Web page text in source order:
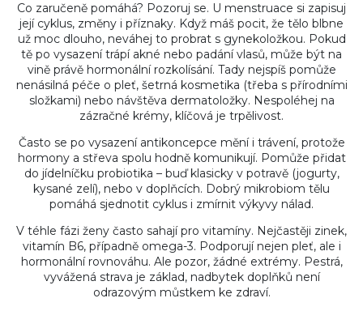
Co zaručeně pomáhá? Pozoruj se. U menstruace si zapisuj
její cyklus, změny i příznaky. Když máš pocit, že tělo blbne
už moc dlouho, neváhej to probrat s gynekoložkou. Pokud
tě po vysazení trápí akné nebo padání vlasů, může být na
vině právě hormonální rozkolísání. Tady nejspíš pomůže
nenásilná péče o pleť, šetrná kosmetika (třeba s přírodními
složkami) nebo návštěva dermatoložky. Nespoléhej na
zázračné krémy, klíčová je trpělivost.
Často se po vysazení antikoncepce mění i trávení, protože
hormony a střeva spolu hodně komunikují. Pomůže přidat
do jídelníčku probiotika – buď klasicky v potravě (jogurty,
kysané zelí), nebo v doplňcích. Dobrý mikrobiom tělu
pomáhá sjednotit cyklus i zmírnit výkyvy nálad.
V téhle fázi ženy často sahají pro vitamíny. Nejčastěji zinek,
vitamín B6, případně omega-3. Podporují nejen pleť, ale i
hormonální rovnováhu. Ale pozor, žádné extrémy. Pestrá,
vyvážená strava je základ, nadbytek doplňků není
odrazovým můstkem ke zdraví.